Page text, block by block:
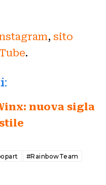
, sito
.
nuova sigla
#RainbowTeam